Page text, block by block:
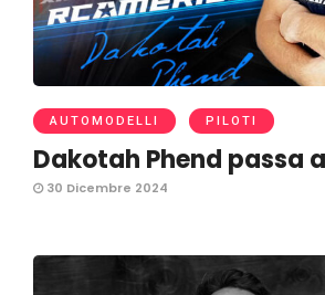
AUTOMODELLI PILOTI
Dakotah Phend passa
30 Dicembre 2024